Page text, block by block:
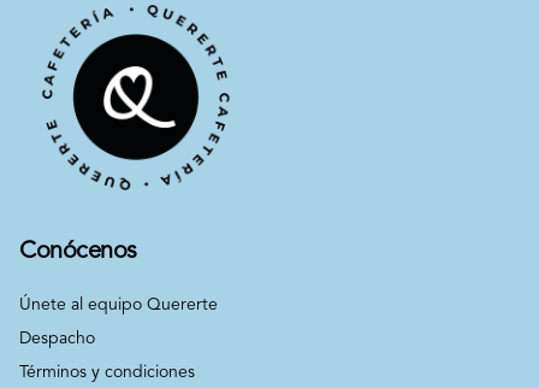
Conócenos
Únete al equipo Quererte
Despacho
Términos y condiciones